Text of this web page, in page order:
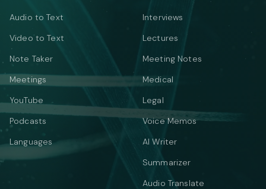
Audio to Text
Video to Text
Note Taker
Meetings
YouTube
Podcasts
Languages
Interviews
Lectures
Meeting Notes
Medical
Legal
Voice Memos
AI Writer
Summarizer
Audio Translate